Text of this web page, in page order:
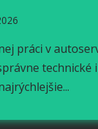
práci v
technické